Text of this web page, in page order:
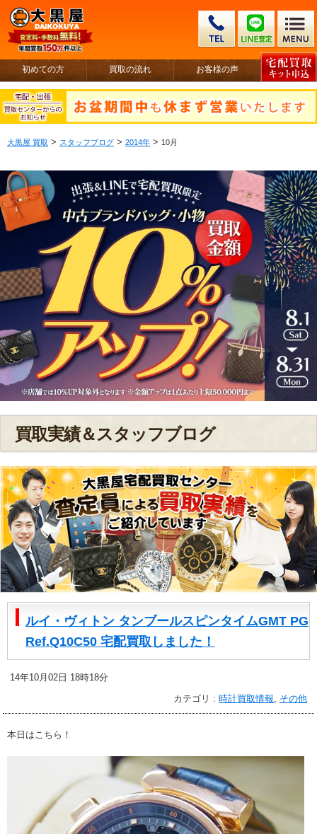
初めての方 買取の流れ お客様の声
大黒屋 買取 > スタッフブログ > 2014年 > 10月
買取実績＆スタッフブログ
ルイ・ヴィトン タンブールスピンタイムGMT PG
Ref.Q10C50 宅配買取しました！
14年10月02日 18時18分
カテゴリ : 時計買取情報, その他
本日はこちら！